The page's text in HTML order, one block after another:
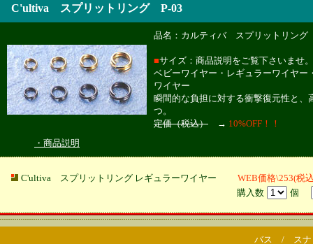
C'ultiva スプリットリング P-03
品名：カルティバ スプリットリン
■サイズ：商品説明をご覧下さいませ。
ベビーワイヤー・レギュラーワイヤー
ワイヤー
瞬間的な負担に対する衝撃復元性と、
つ。
定価（税込） → 10%OFF！！
・商品説明
C'ultiva スプリットリング レギュラーワイヤー
WEB価格\253(税
購入数
個
バス / スナ